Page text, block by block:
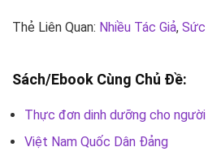
Thẻ Liên Quan: Nhiều Tác Giả, Sức
Sách/Ebook Cùng Chủ Đề:
Thực đơn dinh dưỡng cho
Việt Nam Quốc Dân Đảng